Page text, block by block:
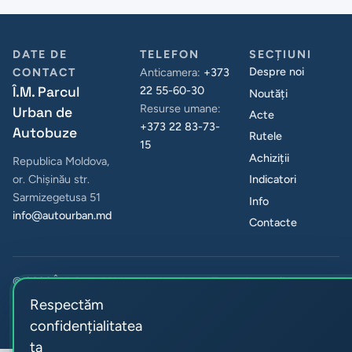
suspendat
traficul...
DATE DE
CONTACT
Î.M. Parcul
Urban de
Autobuze
Republica Moldova,
or. Chișinău str.
Sarmizegetusa 51
info@autourban.md
TELEFON
Anticamera: +373
22 55-60-30
Resurse umane:
+373 22 83-73-
15
SECȚIUNI
Despre noi
Noutăți
Acte
Rutele
Achiziții
Indicatori
Info
Contacte
© 2026 Î.M. Parcul Urban de Autobuze. Toate drepturile
rezervate.
Confidențialitate și cookie-uri
Respectăm
confidențialitatea
ta